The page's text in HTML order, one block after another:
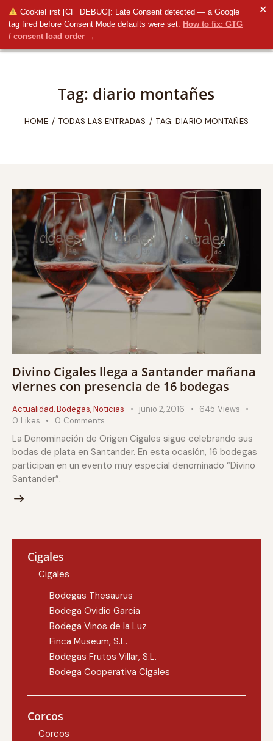
CookieFirst [CF_DEBUG]: Late Consent detected — a Google
tag fired before Consent Mode defaults were set. How to fix: GTG
/ consent load order →
✕
Tag: diario montañes
HOME TODAS LAS ENTRADAS TAG: DIARIO MONTAÑES
Divino Cigales llega a Santander mañana
viernes con presencia de 16 bodegas
Actualidad,Bodegas,Noticias junio 2, 2016 645 Views
0 Likes 0 Comments
La Denominación de Origen Cigales sigue celebrando sus
bodas de plata en Santander. En esta ocasión, 16 bodegas
participan en un evento muy especial denominado “Divino
Santander”.
Cigales
Cigales
Bodegas Thesaurus
Bodega Ovidio García
Bodega Vinos de la Luz
Finca Museum, S.L.
Bodegas Frutos Villar, S.L.
Bodega Cooperativa Cigales
Corcos
Corcos